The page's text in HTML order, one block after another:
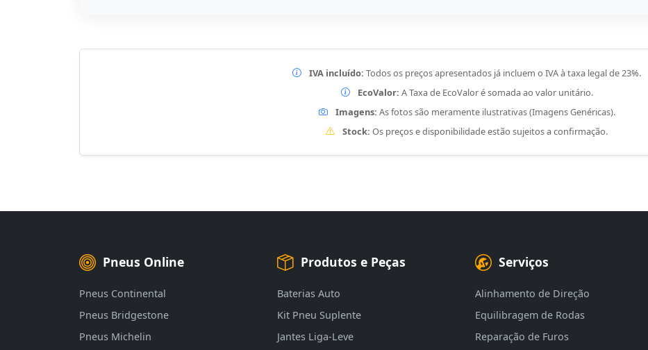
IVA incluído: Todos os preços apresentados já incluem o IVA à taxa legal de 23%.
EcoValor: A Taxa de EcoValor é somada ao valor unitário.
Imagens: As fotos são meramente ilustrativas (Imagens Genéricas).
Stock: Os preços e disponibilidade estão sujeitos a confirmação.
Pneus Online
Pneus Continental
Pneus Bridgestone
Pneus Michelin
Produtos e Peças
Baterias Auto
Kit Pneu Suplente
Jantes Liga-Leve
Serviços
Alinhamento de Direção
Equilibragem de Rodas
Reparação de Furos